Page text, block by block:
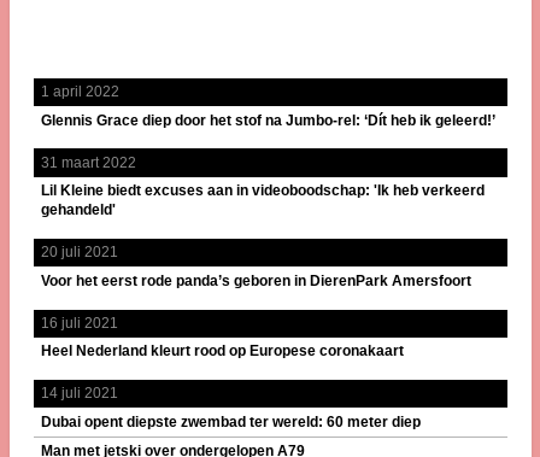
1 april 2022
Glennis Grace diep door het stof na Jumbo-rel: ‘Dít heb ik geleerd!’
31 maart 2022
Lil Kleine biedt excuses aan in videoboodschap: 'Ik heb verkeerd
gehandeld'
20 juli 2021
Voor het eerst rode panda’s geboren in DierenPark Amersfoort
16 juli 2021
Heel Nederland kleurt rood op Europese coronakaart
14 juli 2021
Dubai opent diepste zwembad ter wereld: 60 meter diep
Man met jetski over ondergelopen A79